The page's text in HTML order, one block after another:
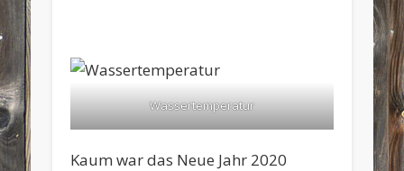
Wassertemperatur
Kaum war das Neue Jahr 2020